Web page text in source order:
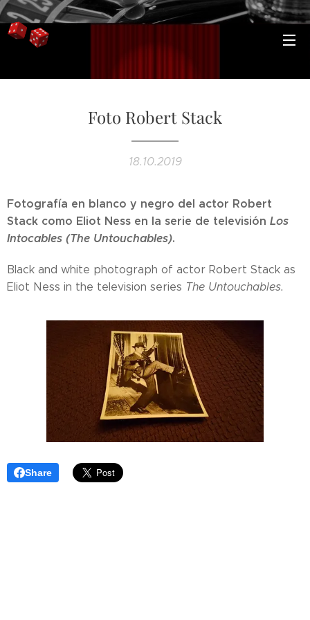
Foto Robert Stack
18.10.2019
Fotografía en blanco y negro del actor Robert
Stack como Eliot Ness en la serie de televisión Los
Intocables (The Untouchables).
Black and white photograph of actor Robert Stack as
Eliot Ness in the television series The Untouchables.
Share